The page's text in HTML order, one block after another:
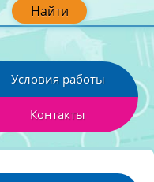
Найти
Условия работы
Контакты